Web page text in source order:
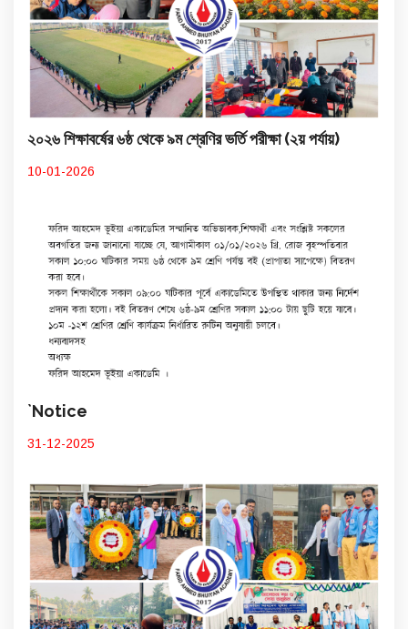
২০২৬ শিক্ষাবর্ষের ৬ষ্ঠ থেকে ৯ম শ্রেণির ভর্তি পরীক্ষা (২য় পর্যায়)
10-01-2026
`Notice
31-12-2025